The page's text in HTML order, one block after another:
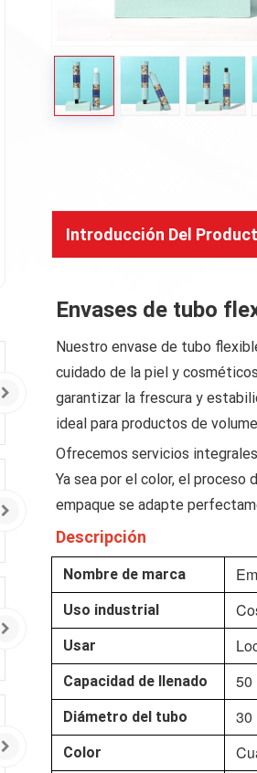
Introducción Del
Envases de tubo
Nuestro envase de tubo
cuidado de la piel y
garantizar la frescura y
ideal para productos de
Ofrecemos servicios
Ya sea por el color, el
empaque se adapte
Descripción
Nombre de marca
Uso industrial
Usar
Capacidad de llenado 50
Diámetro del tubo 30
Color